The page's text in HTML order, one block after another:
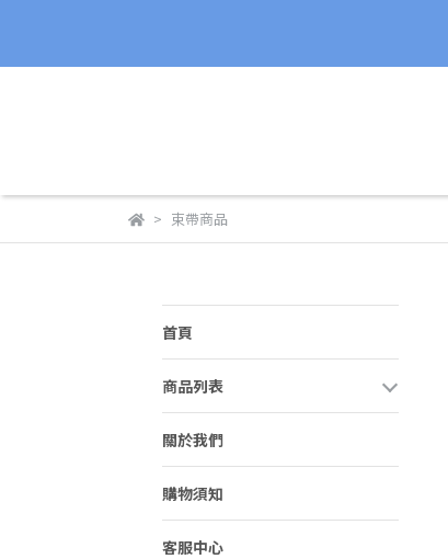
束帶商品
首頁
商品列表
關於我們
購物須知
客服中心